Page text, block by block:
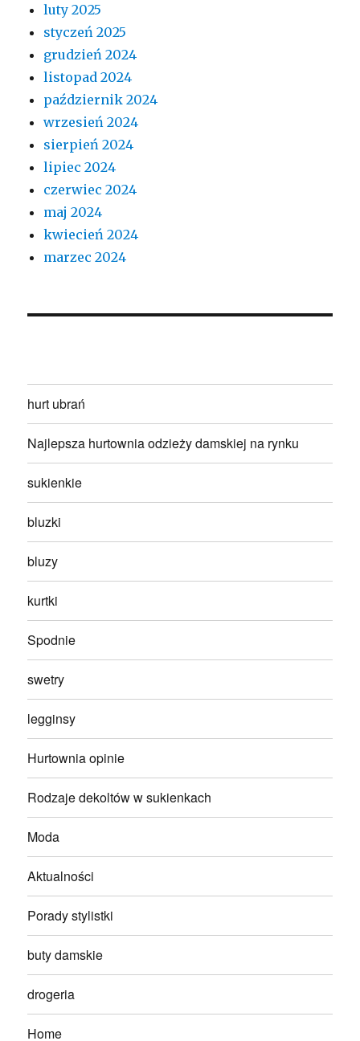
luty 2025
styczeń 2025
grudzień 2024
listopad 2024
październik 2024
wrzesień 2024
sierpień 2024
lipiec 2024
czerwiec 2024
maj 2024
kwiecień 2024
marzec 2024
hurt ubrań
Najlepsza hurtownia odzieży damskiej na rynku
sukienkie
bluzki
bluzy
kurtki
Spodnie
swetry
legginsy
Hurtownia opinie
Rodzaje dekoltów w sukienkach
Moda
Aktualności
Porady stylistki
buty damskie
drogeria
Home